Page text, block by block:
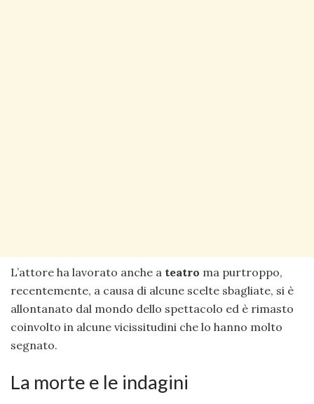
L’attore ha lavorato anche a teatro ma purtroppo,
recentemente, a causa di alcune scelte sbagliate, si è
allontanato dal mondo dello spettacolo ed è rimasto
coinvolto in alcune vicissitudini che lo hanno molto
segnato.
La morte e le indagini